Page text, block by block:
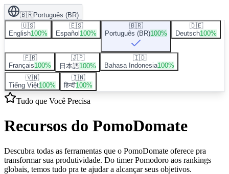
🇧🇷Português (BR)
🇺🇸
English100%
🇪🇸
Español 100%
🇧🇷
Português (BR)100%
🇩🇪
Deutsch100%
🇫🇷
Français100%
🇯🇵
日本語100%
🇮🇩
Bahasa Indonesia100%
🇻🇳
Tiếng Việt100%
🇮🇳
हिन्दी100%
Tudo que Você Precisa
Recursos do PomoDomate
Descubra todas as ferramentas que o PomoDomate oferece pra
transformar sua produtividade. Do timer Pomodoro aos rankings
globais, temos tudo pra te ajudar a alcançar seus objetivos.